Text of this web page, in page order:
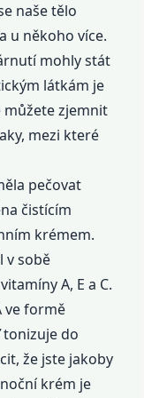
naše tělo
u někoho více.
mohly stát
látkám je
můžete zjemnit
mezi které
pečovat
čistícím
krémem.
v sobě
A, E a C.
ve formě
tonizuje do
že jste jakoby
krém je